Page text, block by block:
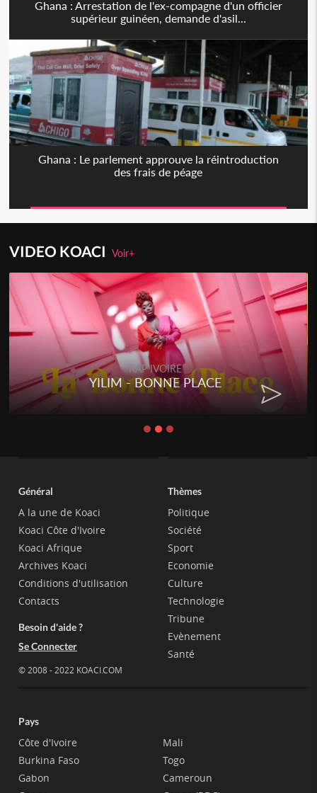
Ghana : Arrestation de l'ex-compagne d'un officier
supérieur guinéen, demande d'asil...
Ghana : Le parlement approuve la réintroduction
des frais de péage
VIDEO KOACIVoir+
RAP IVOIRE
YILIM - BONNE PLACE
Général
A la une de Koaci
Koaci Côte d'Ivoire
Koaci Afrique
Archives Koaci
Conditions d'utilisation
Contacts
Besoin d'aide ?
Se Connecter
© 2008 - 2022 KOACI.COM
Thèmes
Politique
Société
Sport
Economie
Culture
Technologie
Tribune
Evènement
Santé
Pays
Côte d'Ivoire
Burkina Faso
Gabon
Mali
Togo
Cameroun